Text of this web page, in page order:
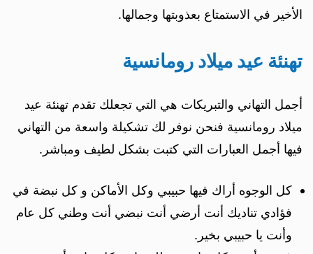
الأخير في الاستمتاع بعذوبتها وجمالها.
تهنئة عيد ميلاد رومانسية
أجمل التهاني والتبريكات هي التي تجعلك تقدم تهنئة عيد
ميلاد رومانسية فنحن نوفر لك تشكيلة واسعة من التهاني
فيها أجمل العبارات التي كتبت بشكل لطيف ومباشر.
كل الوجوه أراك فيها حبيبي وكل الأماكن و كل نبضة في
فؤادي تناديك أنت أرضي أنت نبضي أنت وطني كل عام
وأنت يا حبيبي بخير.